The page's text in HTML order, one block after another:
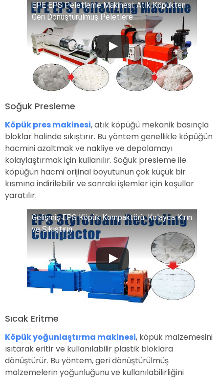
EPE EPS Peletleme Makinesi: Atık Köpükten
Geri Dönüştürülmüş Peletlere
Soğuk Presleme
Köpük pres makinesi, atık köpüğü mekanik basınçla
bloklar halinde sıkıştırır. Bu yöntem genellikle köpüğün
hacmini azaltmak ve nakliye ve depolamayı
kolaylaştırmak için kullanılır. Soğuk presleme ile
köpüğün hacmi orijinal boyutunun çok küçük bir
kısmına indirilebilir ve sonraki işlemler için koşullar
yaratılır.
Gelişmiş EPS Köpük Kompaktörü: Kolayca Kırın
ve Sıkıştırın
Sıcak Eritme
Köpük yoğunlaştırma makinesi, köpük malzemesini
ısıtarak eritir ve kullanılabilir plastik bloklara
dönüştürür. Bu yöntem, geri dönüştürülmüş
malzemelerin yoğunluğunu ve kullanılabilirliğini